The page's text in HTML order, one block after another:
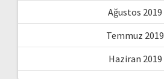
Ağustos 2019
Temmuz 2019
Haziran 2019